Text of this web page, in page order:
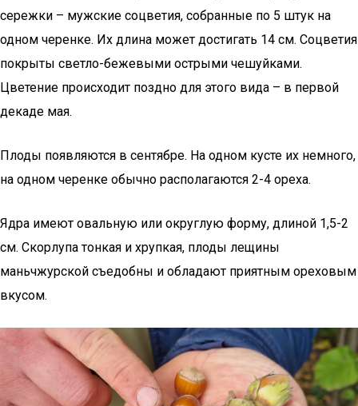
сережки – мужские соцветия, собранные по 5 штук на
одном черенке. Их длина может достигать 14 см. Соцветия
покрыты светло-бежевыми острыми чешуйками.
Цветение происходит поздно для этого вида – в первой
декаде мая.
Плоды появляются в сентябре. На одном кусте их немного,
на одном черенке обычно располагаются 2-4 ореха.
Ядра имеют овальную или округлую форму, длиной 1,5-2
см. Скорлупа тонкая и хрупкая, плоды лещины
маньчжурской съедобны и обладают приятным ореховым
вкусом.